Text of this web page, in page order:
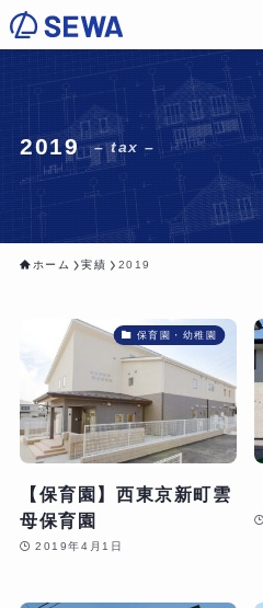
2019 – tax –
ホーム 実績 2019
保育園・幼稚園
【保育園】西東京新町雲
母保育園
2019年4月1日